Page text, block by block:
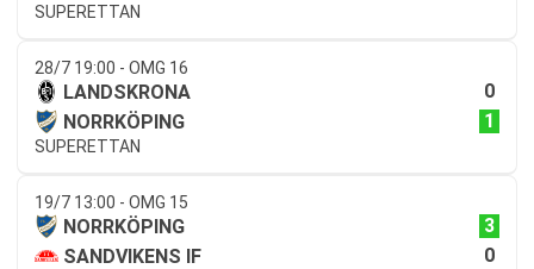
SUPERETTAN
28/7 19:00 - OMG 16
LANDSKRONA
0
NORRKÖPING
1
SUPERETTAN
19/7 13:00 - OMG 15
NORRKÖPING
3
SANDVIKENS IF
0